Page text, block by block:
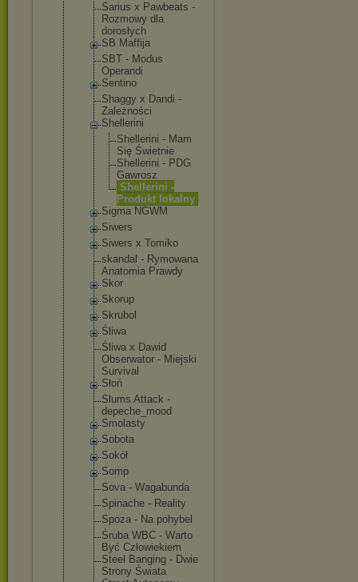
Sarius x Pawbeats -
Rozmowy dla
dorosłych
SB Maffija
SBT - Modus
Operandi
Sentino
Shaggy x Dandi -
Zależności
Shellerini
Shellerini - Mam
Się Świetnie
Shellerini - PDG
Gawrosz
Shellerini -
Produkt lokalny
Sigma NGWM
Siwers
Siwers x Tomiko
skandal - Rymowana
Anatomia Prawdy
Skor
Skorup
Skrubol
Śliwa
Śliwa x Dawid
Obserwator - Miejski
Survival
Słoń
Slums Attack -
depeche_mood
Smolasty
Sobota
Sokół
Somp
Sova - Wagabunda
Spinache - Reality
Spoza - Na pohybel
Śruba WBC - Warto
Być Człowiekiem
Steel Banging - Dwie
Strony Świata